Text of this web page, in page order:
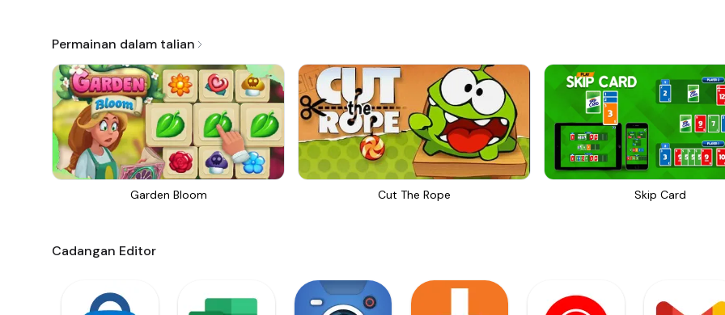
Permainan dalam talian
Garden Bloom Cut The Rope Skip Card
Cadangan Editor